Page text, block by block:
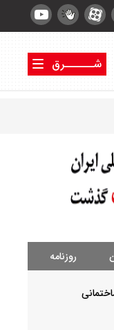
شــــــرق
روزنامه